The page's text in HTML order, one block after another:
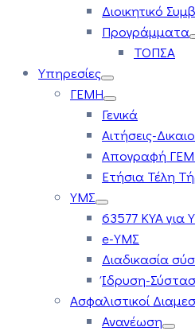
Διοικητικό
Προγράμματα
ΤΟΠΣΑ
Υπηρεσίες
ΓΕΜΗ
Γενικά
Αιτήσεις-
Απογραφή
Ετήσια Τέλη
ΥΜΣ
63577 ΚΥΑ για
e-ΥΜΣ
Διαδικασία
Ίδρυση-
Ασφαλιστικοί
Ανανέωση